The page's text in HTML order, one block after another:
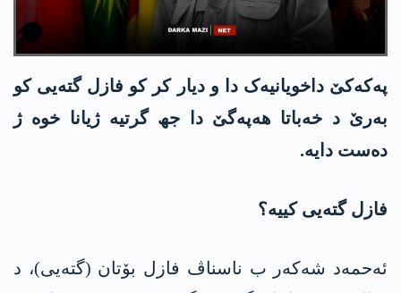
پەکەکێ داخویانیەک دا و دیار کر کو فازل گتەیی کو
بەرێ د خەباتا ھەپەگێ دا جھ گرتیە ژیانا خوە ژ
دەست دایە.
فازل گتەیی کییە؟
ئەحمەد شەکەر ب ناسناڤ فازل بۆتان (گتەیی)، د